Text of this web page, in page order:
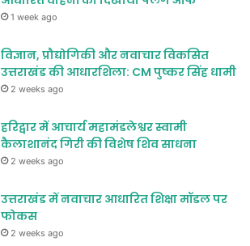
1 week ago
विज्ञान, प्रौद्योगिकी और नवाचार विकसित
उत्तराखंड की आधारशिला: CM पुष्कर सिंह धामी
2 weeks ago
हरिद्वार में आचार्य महामंडलेश्वर स्वामी
कैलाशानंद गिरी की विशेष शिव साधना
2 weeks ago
उत्तराखंड में नवाचार आधारित शिक्षा मॉडल पर
फोकस
2 weeks ago